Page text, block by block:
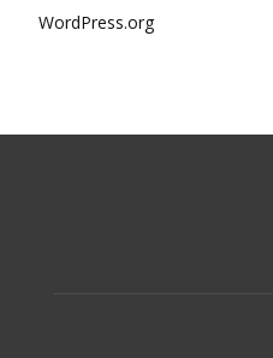
WordPress.org